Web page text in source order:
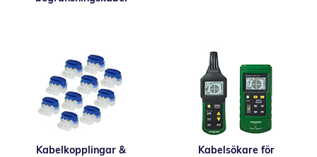
Kabelkopplingar &
Kabelsökare för